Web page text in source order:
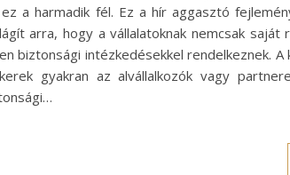
a harmadik fél. Ez a hír aggasztó
arra, hogy a vállalatoknak nemcsak
biztonsági intézkedésekkel rendelkeznek.
gyakran az alvállalkozók vagy